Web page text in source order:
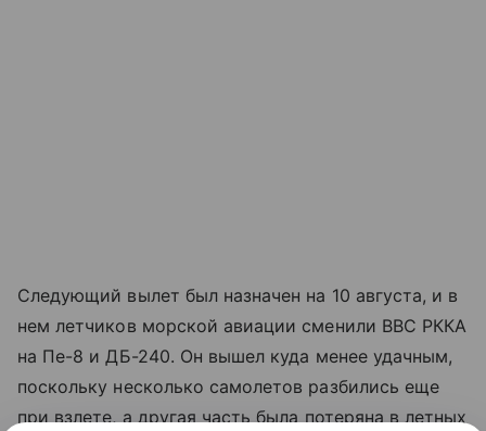
Следующий вылет был назначен на 10 августа, и в
нем летчиков морской авиации сменили ВВС РККА
на Пе-8 и ДБ-240. Он вышел куда менее удачным,
поскольку несколько самолетов разбились еще
при взлете, а другая часть была потеряна в летных